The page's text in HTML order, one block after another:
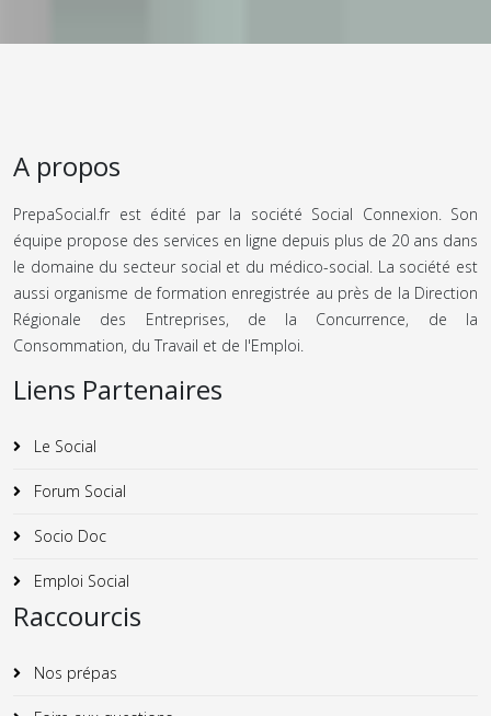
A propos
PrepaSocial.fr est édité par la société Social Connexion. Son
équipe propose des services en ligne depuis plus de 20 ans dans
le domaine du secteur social et du médico-social. La société est
aussi organisme de formation enregistrée au près de la Direction
Régionale des Entreprises, de la Concurrence, de la
Consommation, du Travail et de l'Emploi.
Liens Partenaires
Le Social
Forum Social
Socio Doc
Emploi Social
Raccourcis
Nos prépas